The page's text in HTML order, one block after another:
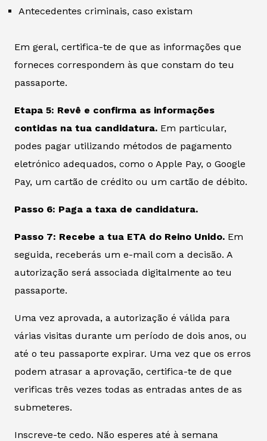
Antecedentes criminais, caso existam
Em geral, certifica-te de que as informações que
forneces correspondem às que constam do teu
passaporte.
Etapa 5: Revê e confirma as informações
contidas na tua candidatura. Em particular,
podes pagar utilizando métodos de pagamento
eletrónico adequados, como o Apple Pay, o Google
Pay, um cartão de crédito ou um cartão de débito.
Passo 6: Paga a taxa de candidatura.
Passo 7: Recebe a tua ETA do Reino Unido. Em
seguida, receberás um e-mail com a decisão. A
autorização será associada digitalmente ao teu
passaporte.
Uma vez aprovada, a autorização é válida para
várias visitas durante um período de dois anos, ou
até o teu passaporte expirar. Uma vez que os erros
podem atrasar a aprovação, certifica-te de que
verificas três vezes todas as entradas antes de as
submeteres.
Inscreve-te cedo. Não esperes até à semana